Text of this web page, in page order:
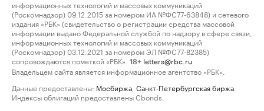
информационных технологий и массовых коммуникаций
(Роскомнадзор) 09.12.2015 за номером ИА №ФС77-63848) и сетевого
издания «РБК» (свидетельство о регистрации средства массовой
информации выдано Федеральной службой по надзору в сфере связи,
информационных технологий и массовых коммуникаций
(Роскомнадзор) 03.12.2021 за номером ЭЛ №ФС77-82385)
сопровождаются пометкой «РБК».
18+ letters@rbc.ru
Владельцем сайта является информационное агентство «РБК».
Данные предоставлены: Мосбиржа Санкт-Петербургская биржа
Индексы облигаций предоставлены Cbonds.